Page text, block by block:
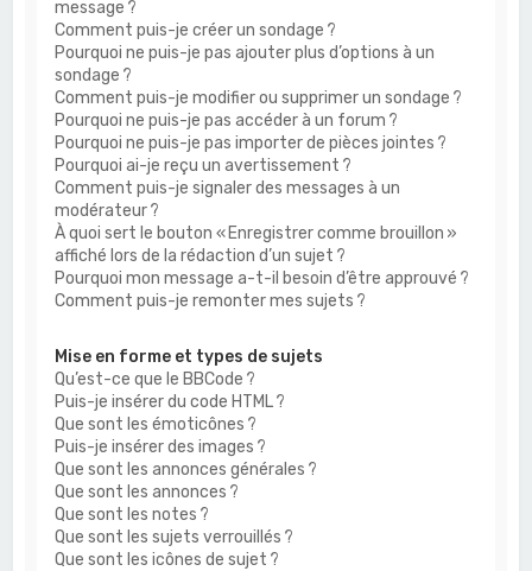
message ?
Comment puis-je créer un sondage ?
Pourquoi ne puis-je pas ajouter plus d’options à un
sondage ?
Comment puis-je modifier ou supprimer un sondage ?
Pourquoi ne puis-je pas accéder à un forum ?
Pourquoi ne puis-je pas importer de pièces jointes ?
Pourquoi ai-je reçu un avertissement ?
Comment puis-je signaler des messages à un
modérateur ?
À quoi sert le bouton « Enregistrer comme brouillon »
affiché lors de la rédaction d’un sujet ?
Pourquoi mon message a-t-il besoin d’être approuvé ?
Comment puis-je remonter mes sujets ?
Mise en forme et types de sujets
Qu’est-ce que le BBCode ?
Puis-je insérer du code HTML ?
Que sont les émoticônes ?
Puis-je insérer des images ?
Que sont les annonces générales ?
Que sont les annonces ?
Que sont les notes ?
Que sont les sujets verrouillés ?
Que sont les icônes de sujet ?